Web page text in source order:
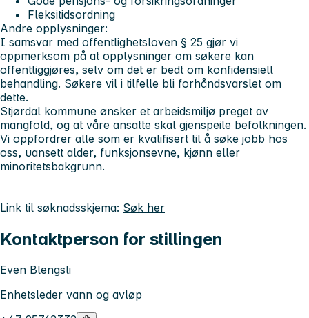
Fleksitidsordning
Andre opplysninger:
I samsvar med offentlighetsloven § 25 gjør vi
oppmerksom på at opplysninger om søkere kan
offentliggjøres, selv om det er bedt om konfidensiell
behandling. Søkere vil i tilfelle bli forhåndsvarslet om
dette.
Stjørdal kommune ønsker et arbeidsmiljø preget av
mangfold, og at våre ansatte skal gjenspeile befolkningen.
Vi oppfordrer alle som er kvalifisert til å søke jobb hos
oss, uansett alder, funksjonsevne, kjønn eller
minoritetsbakgrunn.
Link til søknadsskjema: Søk her
Kontaktperson for stillingen
Even Blengsli
Enhetsleder vann og avløp